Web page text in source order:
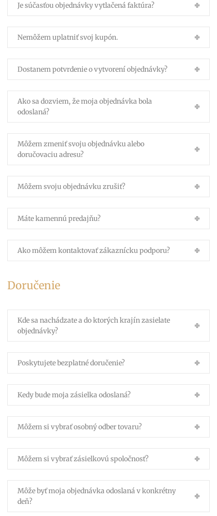
Je súčasťou objednávky vytlačená faktúra?
Nemôžem uplatniť svoj kupón.
Dostanem potvrdenie o vytvorení objednávky?
Ako sa dozviem, že moja objednávka bola
odoslaná?
Môžem zmeniť svoju objednávku alebo
doručovaciu adresu?
Môžem svoju objednávku zrušiť?
Máte kamennú predajňu?
Ako môžem kontaktovať zákaznícku podporu?
Doručenie
Kde sa nachádzate a do ktorých krajín zasielate
objednávky?
Poskytujete bezplatné doručenie?
Kedy bude moja zásielka odoslaná?
Môžem si vybrať osobný odber tovaru?
Môžem si vybrať zásielkovú spoločnosť?
Môže byť moja objednávka odoslaná v konkrétny
deň?